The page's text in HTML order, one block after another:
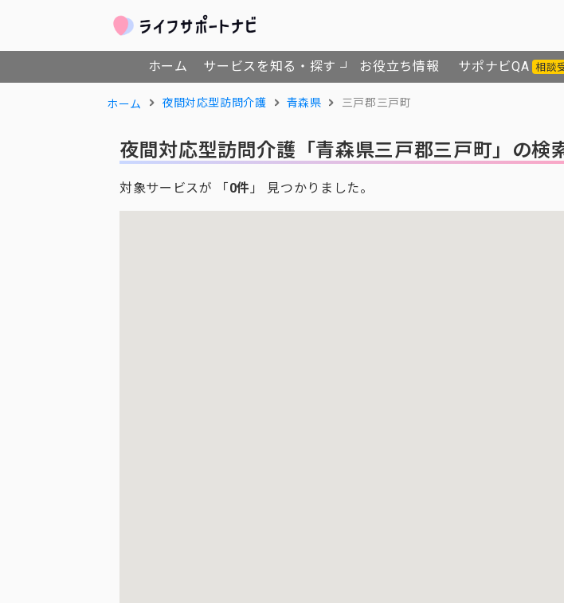
ホーム サービスを知る・探す お役立ち情報 サポナビQA 相談
ホーム 夜間対応型訪問介護 青森県 三戸郡三戸町
夜間対応型訪問介護 「青森県三戸郡三戸町」の検
対象サービスが 「0件 」 見つかりました。